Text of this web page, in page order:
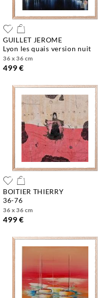
GUILLET JEROME
lyon les quais version nuit
36 x 36 cm
499 €
BOITIER THIERRY
36-76
36 x 36 cm
499 €